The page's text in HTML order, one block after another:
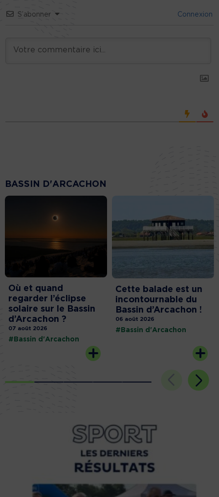
S’abonner Connexion
BASSIN D'ARCACHON
Où et quand
regarder l’éclipse
solaire sur le Bassin
d’Arcachon ?
07 août 2026
#Bassin d'Arcachon
Cette balade est un
incontournable du
Bassin d’Arcachon !
06 août 2026
#Bassin d'Arcachon